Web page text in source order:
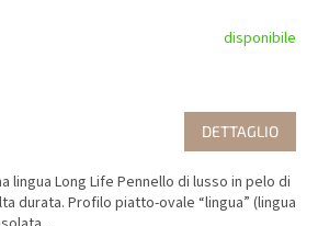
disponibile
DETTAGLIO
lingua Long Life Pennello di lusso in pelo di
durata. Profilo piatto-ovale “lingua” (lingua